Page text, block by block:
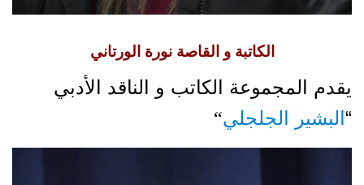
الكاتبة و القاصة نورة الورتاني
يقدم المجموعة الكاتب و الناقد الأدبي
“ البشير الجلجلي“